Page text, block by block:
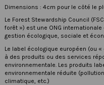
Dimensions : 4cm pour le côté le
Le Forest Stewardship Council
forêt ») est une ONG
gestion écologique, sociale et
Le label écologique européen (ou
à des produits ou des services
environnementale. Les produits
environnementale réduite
climatique, etc.)